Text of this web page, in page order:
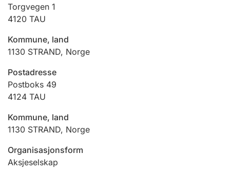
Jeger
Ektepaktveileder
Andre tema
Torgvegen 1
4120 TAU
Kommune, land
1130 STRAND, Norge
Postadresse
Postboks 49
4124 TAU
Kommune, land
1130 STRAND, Norge
Organisasjonsform
Aksjeselskap